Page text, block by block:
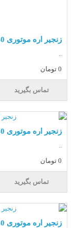
زنجیر اره موتوری 40سانتیمتر طرح اشتیل STIHL
..
0 تومان
تماس بگیرید
زنجیر اره موتوری 40 سانتیمتر اشتیل STIHL
..
0 تومان
تماس بگیرید
زنجیر اره موتوری 40 سانتیمتر 325. لک LEK